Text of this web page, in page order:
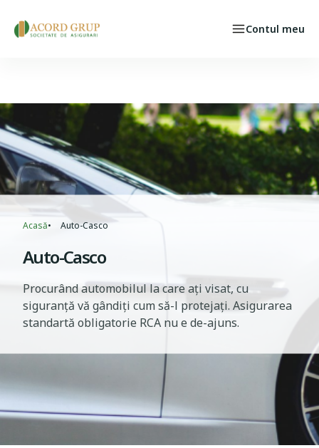
Contul meu
Breadcrumb
Acasă Auto-Casco
Auto-Casco
Procurând automobilul la care ați visat, cu
siguranță vă gândiți cum să-l protejați. Asigurarea
standartă obligatorie RCA nu e de-ajuns.